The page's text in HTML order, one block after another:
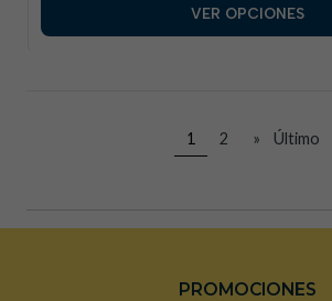
VER OPCIONES
1 2 » Último
PROMOCIONES